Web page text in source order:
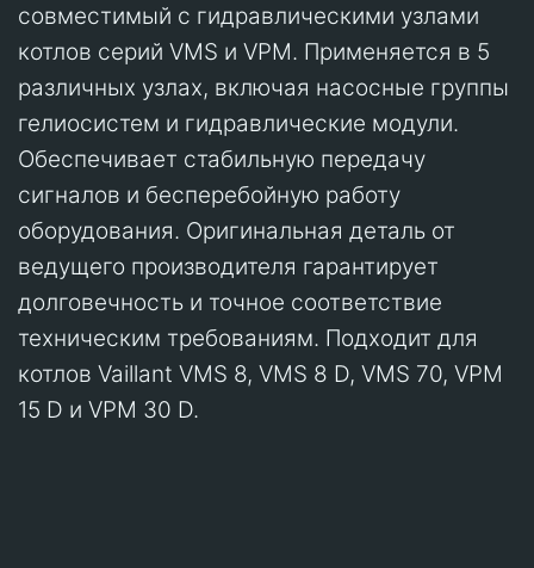
совместимый с гидравлическими узлами
котлов серий VMS и VPM. Применяется в 5
различных узлах, включая насосные группы
гелиосистем и гидравлические модули.
Обеспечивает стабильную передачу
сигналов и бесперебойную работу
оборудования. Оригинальная деталь от
ведущего производителя гарантирует
долговечность и точное соответствие
техническим требованиям. Подходит для
котлов Vaillant VMS 8, VMS 8 D, VMS 70, VPM
15 D и VPM 30 D.